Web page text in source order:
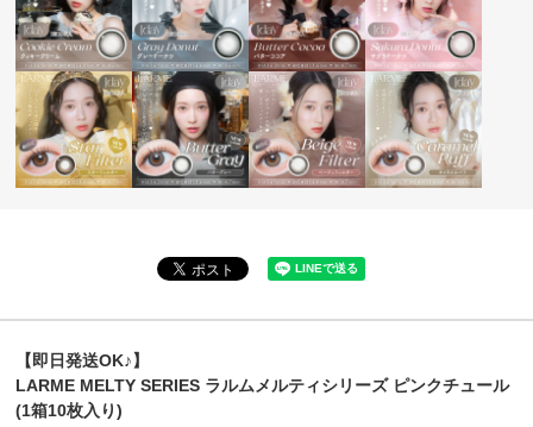
【即日発送OK♪】
LARME MELTY SERIES ラルムメルティシリーズ ピンクチュール
(1箱10枚入り)